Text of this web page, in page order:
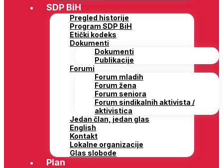
SDP BiH
Pregled historije
Program SDP BiH
Etički kodeks
Dokumenti
Dokumenti
Publikacije
Forumi
Forum mladih
Forum žena
Forum seniora
Forum sindikalnih aktivista /
aktivistica
Jedan član, jedan glas
English
Kontakt
Lokalne organizacije
Glas slobode
Plan